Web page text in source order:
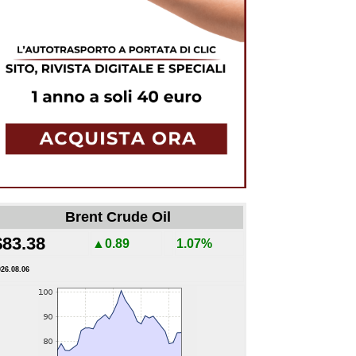
Brent Crude Oil
▲0.89 1.07%